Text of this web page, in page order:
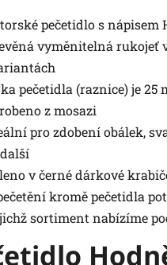
pečetidlo s nápisem
vyměnitelná rukojeť
pečetidla (raznice) je 25
z mosazi
pro zdobení obálek,
v černé dárkové
kromě pečetidla
sortiment nabízíme